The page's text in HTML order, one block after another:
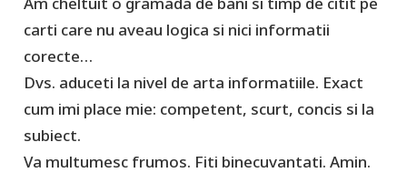
carti care nu aveau logica si nici informatii
corecte…
Dvs. aduceti la nivel de arta informatiile. Exact
cum imi place mie: competent, scurt, concis si la
subiect.
Va multumesc frumos. Fiti binecuvantati. Amin.